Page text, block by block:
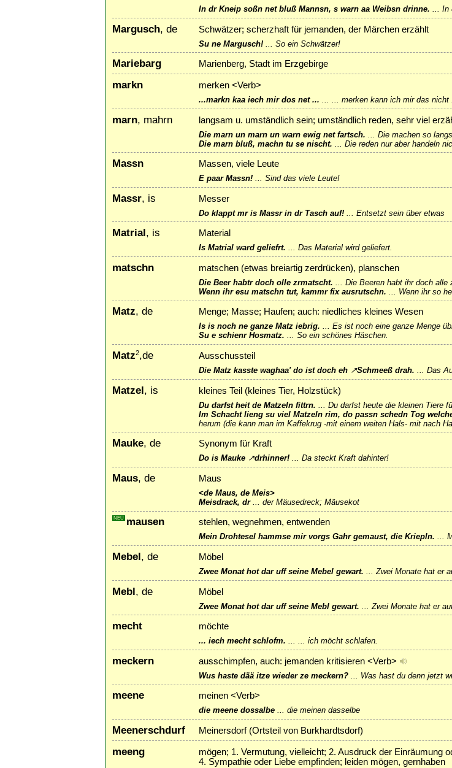
In dr Kneip soßn net bluß Mannsn, s warn aa Weibsn drinne. In
Margusch, de Schwätzer; scherzhaft für jemanden, der Märchen erzählt
Su ne Margusch!... So ein Schwätzer!
Mariebarg Marienberg, Stadt im Erzgebirge
markn merken <Verb>
...markn kaa iech mir dos net ... ... merken kann ich mir das nicht
marn, mahrn langsam u. umständlich sein; umständlich reden, sehr viel
Die marn un marn un warn ewig net fartsch.
Die machen so
Die marn bluß, machn tu se nischt.
Die reden nur aber handeln
Massn Massen, viele Leute
E paar Massn!... Sind das viele Leute!
Massr, is Messer
Do klappt mr is Massr in dr Tasch auf!... Entsetzt sein über etwas
Matrial, is Material
Is Matrial ward geliefrt. ... Das Material wird geliefert.
matschn matschen (etwas breiartig zerdrücken), planschen
Die Beer habtr doch olle zrmatscht.
Die Beeren habt ihr doch alle
Wenn ihr esu matschn tut, kammr fix ausrutschn.
Wenn ihr so
Matz, de Menge; Masse; Haufen; auch: niedliches kleines Wesen
Is is noch ne ganze Matz iebrig. ... Es ist noch eine ganze Menge
Su e schienr Hosmatz. ... So ein schönes Häschen.
Matz2,de Ausschussteil
Die Matz kasste waghaa' do ist doch eh ↗Schmeeßdrah. ... Das
Matzel, is kleines Teil (kleines Tier, Holzstück)
Du darfst heit de Matzeln fittrn.
Du darfst heute die kleinen Tiere
Im Schacht lieng su viel Matzeln rim, do passn schedn Tog
herum (die kann man im Kaffekrug -mit einem weiten Hals- mit nach
Mauke, de Synonym für Kraft
Do is Mauke ↗drhinner!... Da steckt Kraft dahinter!
Maus, de Maus
<de Maus, de Meis>
Meisdrack, dr... der Mäusedreck; Mäusekot
NEU mausen stehlen, wegnehmen, entwenden
Mein Drohtesel hammse mir vorgs Gahr gemaust, die Kriepln. ...
Mebel, de Möbel
Zwee Monat hot dar uff seine Mebel gewart. ...Zwei Monate hat er
Mebl, de Möbel
Zwee Monat hot dar uff seine Mebl gewart. Zwei Monate hat er
mecht möchte
... iech mecht schlofm. ... ... ich möcht schlafen.
meckern ausschimpfen, auch: jemanden kritisieren <Verb>
Wus haste dää itze wieder ze meckern?... Was hast du denn jetzt
meene meinen <Verb>
die meene dossalbe... die meinen dasselbe
Meenerschdurf Meinersdorf (Ortsteil von Burkhardtsdorf)
meeng
mögen; 1. Vermutung, vielleicht; 2. Ausdruck der Einräumung
4. Sympathie oder Liebe empfinden; leiden mögen, gernhaben